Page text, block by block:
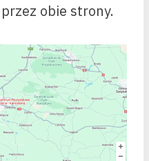
obie strony.